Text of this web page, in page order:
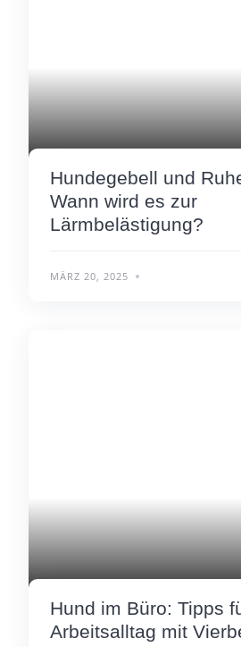
Hundegebell und
Wann wird es zur
Lärmbelästigung?
MÄRZ 20, 2025
Hund im Büro: Tipps
Arbeitsalltag mit